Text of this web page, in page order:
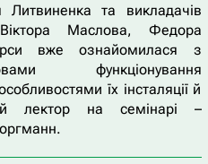
Литвиненка та викладачів
Маслова, Федора
вже ознайомилася з
функціонування
їх інсталяції й
лектор на семінарі –